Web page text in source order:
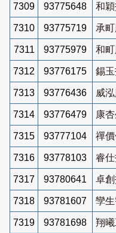
7309 93775648 和
7310 93775719 承
7311 93775979 和
7312 93776175 錫
7313 93776436 威
7314 93776479 康
7315 93777104 禪
7316 93778103 睿
7317 93780641 卓
7318 93781607 孿
7319 93781698 翔